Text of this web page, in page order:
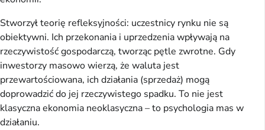
Stworzył teorię refleksyjności: uczestnicy rynku nie są
obiektywni. Ich przekonania i uprzedzenia wpływają na
rzeczywistość gospodarczą, tworząc pętle zwrotne. Gdy
inwestorzy masowo wierzą, że waluta jest
przewartościowana, ich działania (sprzedaż) mogą
doprowadzić do jej rzeczywistego spadku. To nie jest
klasyczna ekonomia neoklasyczna – to psychologia mas w
działaniu.